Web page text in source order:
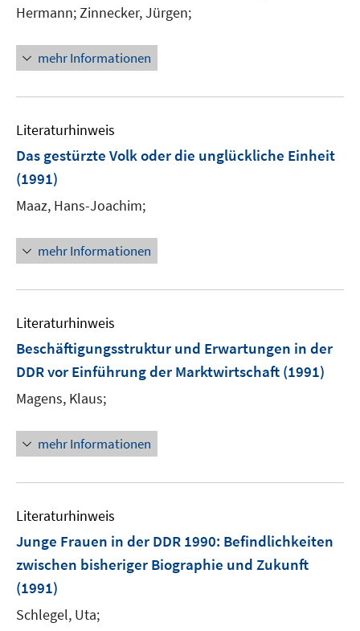
Hermann;Zinnecker, Jürgen;
mehr Informationen
Literaturhinweis
Das gestürzte Volk oder die unglückliche Einheit
(1991)
Maaz, Hans-Joachim;
mehr Informationen
Literaturhinweis
Beschäftigungsstruktur und Erwartungen in der
DDR vor Einführung der Marktwirtschaft (1991)
Magens, Klaus;
mehr Informationen
Literaturhinweis
Junge Frauen in der DDR 1990: Befindlichkeiten
zwischen bisheriger Biographie und Zukunft
(1991)
Schlegel, Uta;